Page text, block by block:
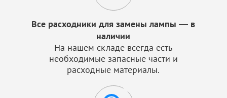
Все расходники для замены лампы — в
наличии
На нашем складе всегда есть
необходимые запасные части и
расходные материалы.